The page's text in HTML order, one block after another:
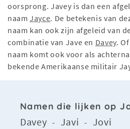
oorsprong. Javey is dan een
naamJayce. De betekenis van
naam kan ook zijn afgeleid van
combinatie van Jave en Davey.
naam komt ook voor als
bekende Amerikaanse militair
Namen die lijken op
Davey - Javi - Jovi